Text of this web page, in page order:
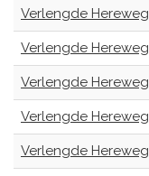
Verlengde Hereweg
Verlengde Hereweg
Verlengde Hereweg
Verlengde Hereweg
Verlengde Hereweg